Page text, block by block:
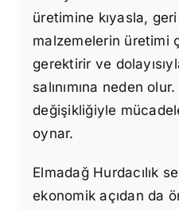
üretimine kıyasla,
malzemelerin üretimi
gerektirir ve
salınımına neden
değişikliğiyle
oynar.
Elmadağ Hurdacılık
ekonomik açıdan da